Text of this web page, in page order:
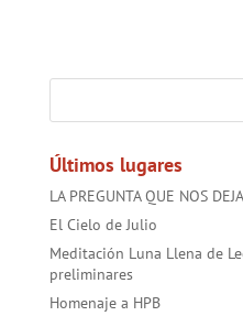
b er sAl
Últimos lugares
LA PREGUNTA QUE NOS
El Cielo de Julio
Meditación Luna Llena de
preliminares
Homenaje a HPB